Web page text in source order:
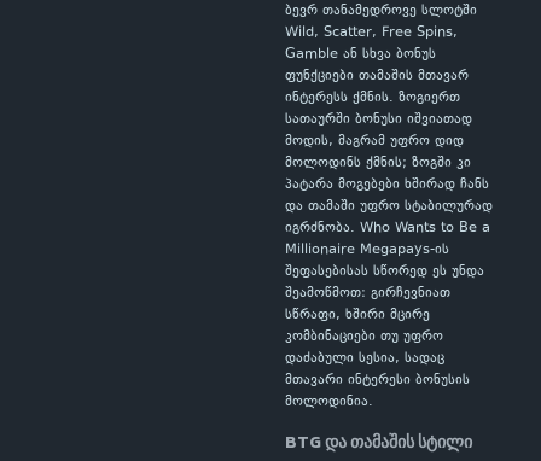
ბევრ თანამედროვე სლოტში
Wild, Scatter, Free Spins,
Gamble ან სხვა ბონუს
ფუნქციები თამაშის მთავარ
ინტერესს ქმნის. ზოგიერთ
სათაურში ბონუსი იშვიათად
მოდის, მაგრამ უფრო დიდ
მოლოდინს ქმნის; ზოგში კი
პატარა მოგებები ხშირად ჩანს
და თამაში უფრო სტაბილურად
იგრძნობა. Who Wants to Be a
Millionaire Megapays-ის
შეფასებისას სწორედ ეს უნდა
შეამოწმოთ: გირჩევნიათ
სწრაფი, ხშირი მცირე
კომბინაციები თუ უფრო
დაძაბული სესია, სადაც
მთავარი ინტერესი ბონუსის
მოლოდინია.
BTG და თამაშის სტილი